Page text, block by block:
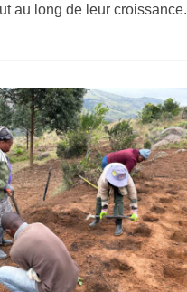
au long de leur croissance.